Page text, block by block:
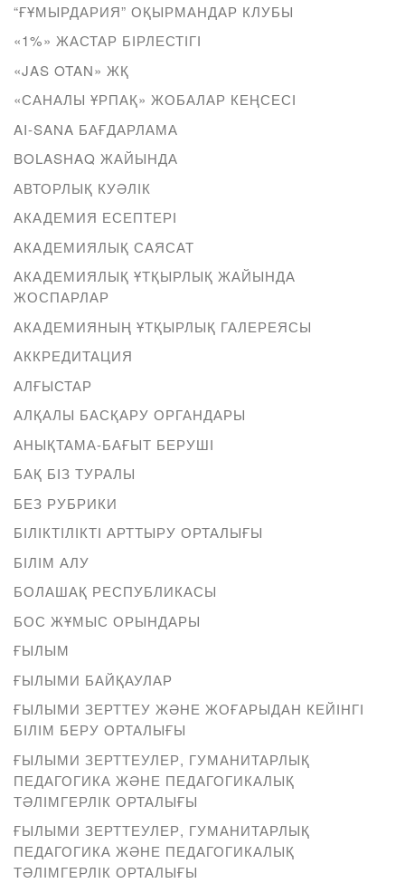
“ҒҰМЫРДАРИЯ” ОҚЫРМАНДАР КЛУБЫ
«1%» ЖАСТАР БІРЛЕСТІГІ
«JAS OTAN» ЖҚ
«САНАЛЫ ҰРПАҚ» ЖОБАЛАР КЕҢСЕСІ
AI-SANA БАҒДАРЛАМА
BOLASHAQ ЖАЙЫНДА
АВТОРЛЫҚ КУӘЛІК
АКАДЕМИЯ ЕСЕПТЕРІ
АКАДЕМИЯЛЫҚ САЯСАТ
АКАДЕМИЯЛЫҚ ҰТҚЫРЛЫҚ ЖАЙЫНДА
ЖОСПАРЛАР
АКАДЕМИЯНЫҢ ҰТҚЫРЛЫҚ ГАЛЕРЕЯСЫ
АККРЕДИТАЦИЯ
АЛҒЫСТАР
АЛҚАЛЫ БАСҚАРУ ОРГАНДАРЫ
АНЫҚТАМА-БАҒЫТ БЕРУШІ
БАҚ БІЗ ТУРАЛЫ
БЕЗ РУБРИКИ
БІЛІКТІЛІКТІ АРТТЫРУ ОРТАЛЫҒЫ
БІЛІМ АЛУ
БОЛАШАҚ РЕСПУБЛИКАСЫ
БОС ЖҰМЫС ОРЫНДАРЫ
ҒЫЛЫМ
ҒЫЛЫМИ БАЙҚАУЛАР
ҒЫЛЫМИ ЗЕРТТЕУ ЖӘНЕ ЖОҒАРЫДАН КЕЙІНГІ
БІЛІМ БЕРУ ОРТАЛЫҒЫ
ҒЫЛЫМИ ЗЕРТТЕУЛЕР, ГУМАНИТАРЛЫҚ
ПЕДАГОГИКА ЖӘНЕ ПЕДАГОГИКАЛЫҚ
ТӘЛІМГЕРЛІК ОРТАЛЫҒЫ
ҒЫЛЫМИ ЗЕРТТЕУЛЕР, ГУМАНИТАРЛЫҚ
ПЕДАГОГИКА ЖӘНЕ ПЕДАГОГИКАЛЫҚ
ТӘЛІМГЕРЛІК ОРТАЛЫҒЫ